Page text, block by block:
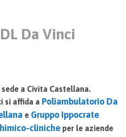
sede a Civita Castellana.
si affida a Poliambulatorio Da
e Gruppo Ippocrate
clinicheper le aziende